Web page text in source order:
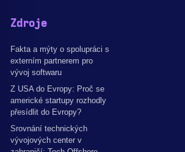
Zdroje
Fakta a mýty o spolupráci s
externím partnerem pro
vývoj softwaru
Z USA do Evropy: Proč se
americké startupy rozhodly
přesídlit do Evropy?
Srovnání technických
vývojových center v